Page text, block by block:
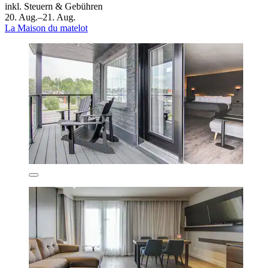
inkl. Steuern & Gebühren
20. Aug.–21. Aug.
La Maison du matelot